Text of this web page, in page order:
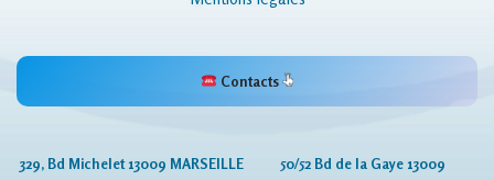
Contacts
329, Bd Michelet 13009 MARSEILLE
50/52 Bd de la Gaye 13009